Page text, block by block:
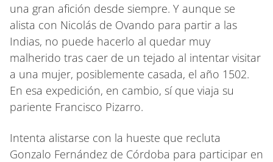
una gran afición desde siempre. Y aunque se
alista con Nicolás de Ovando para partir a las
Indias, no puede hacerlo al quedar muy
malherido tras caer de un tejado al intentar visitar
a una mujer, posiblemente casada, el año 1502.
En esa expedición, en cambio, sí que viaja su
pariente Francisco Pizarro.
Intenta alistarse con la hueste que recluta
Gonzalo Fernández de Córdoba para participar en